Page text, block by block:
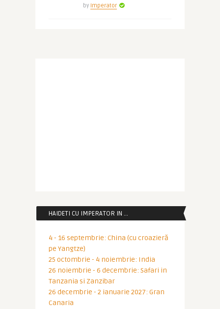
by Imperator
HAIDETI CU IMPERATOR IN …
4 - 16 septembrie: China (cu croazieră
pe Yangtze)
25 octombrie - 4 noiembrie: India
26 noiembrie - 6 decembrie: Safari in
Tanzania si Zanzibar
26 decembrie - 2 ianuarie 2027: Gran
Canaria